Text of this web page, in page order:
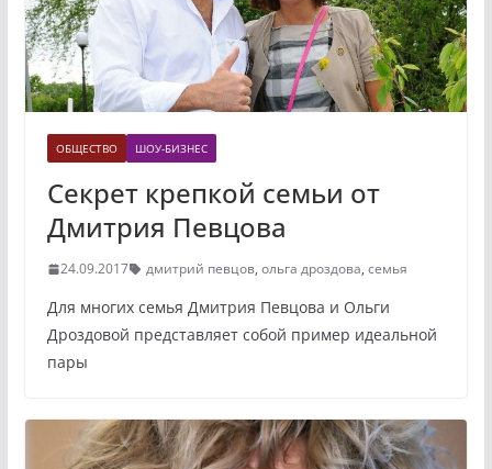
ОБЩЕСТВО ШОУ-БИЗНЕС
Секрет крепкой семьи от
Дмитрия Певцова
24.09.2017 дмитрий певцов, ольга дроздова, семья
Для многих семья Дмитрия Певцова и Ольги
Дроздовой представляет собой пример идеальной
пары